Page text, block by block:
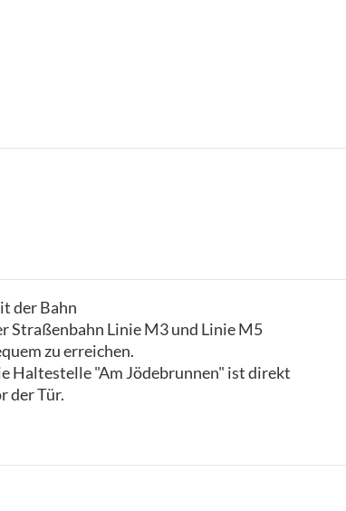
der Bahn
Straßenbahn Linie M3 und Linie M5
zu erreichen.
Haltestelle "Am Jödebrunnen" ist direkt
der Tür.